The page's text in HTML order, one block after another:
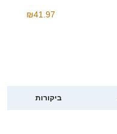
₪41.97
ביקורות